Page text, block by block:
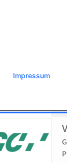
Impressum